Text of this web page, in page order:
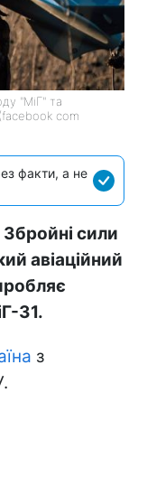
"МіГ" та
com
факти, а не
Збройні сили
авіаційний
31.
з